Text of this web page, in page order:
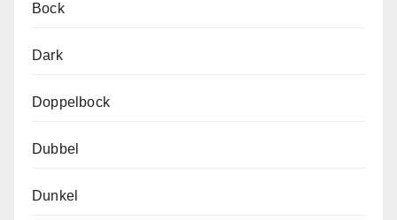
Bock
Dark
Doppelbock
Dubbel
Dunkel